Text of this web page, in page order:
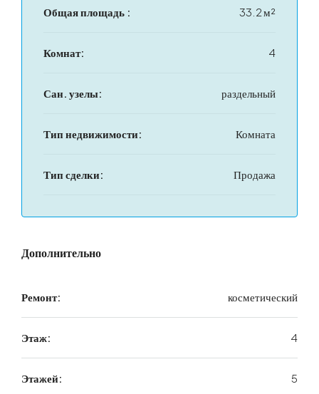
Общая площадь : 33.2 м²
Комнат: 4
Сан. узелы: раздельный
Тип недвижимости: Комната
Тип сделки: Продажа
Дополнительно
Ремонт: косметический
Этаж: 4
Этажей: 5